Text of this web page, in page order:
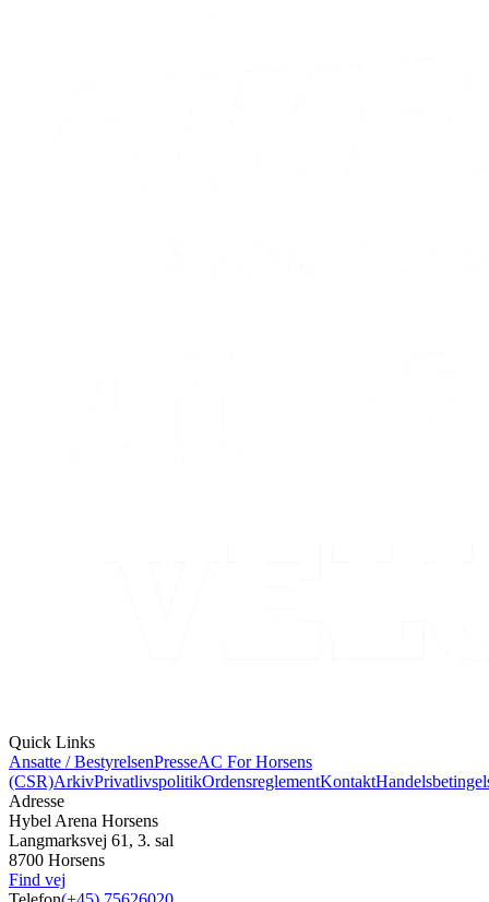
Quick Links
Ansatte / BestyrelsenPresseAC For Horsens
(CSR)ArkivPrivatlivspolitikOrdensreglementKontakt
Adresse
Hybel Arena Horsens
Langmarksvej 61, 3. sal
8700 Horsens
Find vej